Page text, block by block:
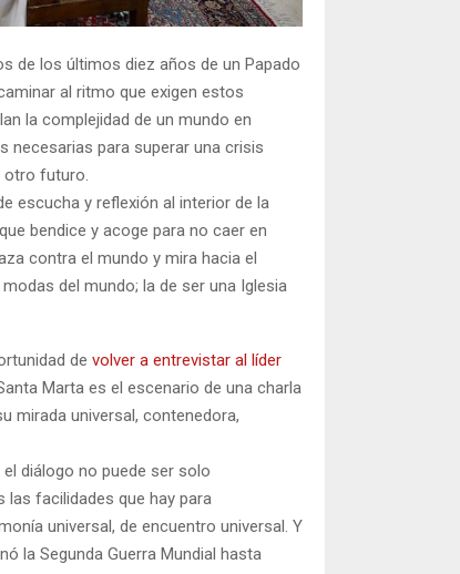
de los últimos diez años de un Papado
al ritmo que exigen estos
la complejidad de un mundo en
necesarias para superar una crisis
otro futuro.
escucha y reflexión al interior de la
bendice y acoge para no caer en
contra el mundo y mira hacia el
del mundo; la de ser una Iglesia
de volver a entrevistar al líder
Marta es el escenario de una charla
mirada universal, contenedora,
diálogo no puede ser solo
las facilidades que hay para
universal, de encuentro universal. Y
la Segunda Guerra Mundial hasta